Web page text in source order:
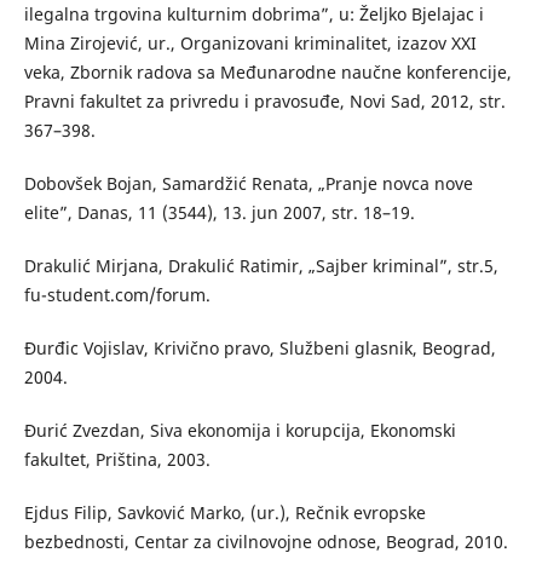
ilegalna trgovina kulturnim dobrima”, u: Željko Bjelajac i
Mina Zirojević, ur., Organizovani kriminalitet, izazov XXI
veka, Zbornik radova sa Međunarodne naučne konferencije,
Pravni fakultet za privredu i pravosuđe, Novi Sad, 2012, str.
367–398.
Dobovšek Bojan, Samardžić Renata, „Pranje novca nove
elite”, Danas, 11 (3544), 13. jun 2007, str. 18–19.
Drakulić Mirjana, Drakulić Ratimir, „Sajber kriminal”, str.5,
fu-student.com/forum.
Đurđic Vojislav, Krivično pravo, Službeni glasnik, Beograd,
2004.
Đurić Zvezdan, Siva ekonomija i korupcija, Ekonomski
fakultet, Priština, 2003.
Ejdus Filip, Savković Marko, (ur.), Rečnik evropske
bezbednosti, Centar za civilnovojne odnose, Beograd, 2010.